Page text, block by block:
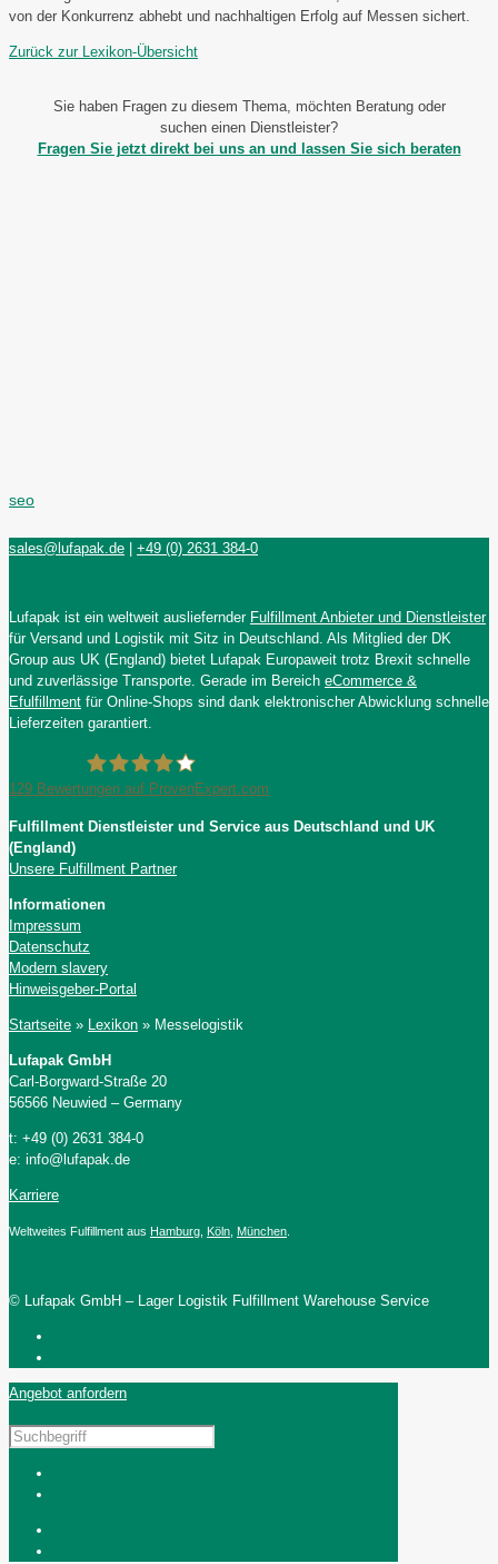
von der Konkurrenz abhebt und nachhaltigen Erfolg auf Messen sichert.
Zurück zur Lexikon-Übersicht
Sie haben Fragen zu diesem Thema, möchten Beratung oder
suchen einen Dienstleister?
Fragen Sie jetzt direkt bei uns an und lassen Sie sich beraten
seo
sales@lufapak.de | +49 (0) 2631 384-0
Lufapak ist ein weltweit ausliefernder Fulfillment Anbieter und Dienstleister
für Versand und Logistik mit Sitz in Deutschland. Als Mitglied der DK
Group aus UK (England) bietet Lufapak Europaweit trotz Brexit schnelle
und zuverlässige Transporte. Gerade im Bereich eCommerce &
Efulfillment für Online-Shops sind dank elektronischer Abwicklung schnelle
Lieferzeiten garantiert.
Lufapak GmbH
129 Bewertungen auf ProvenExpert.com
Fulfillment Dienstleister und Service aus Deutschland und UK
(England)
Unsere Fulfillment Partner
Informationen
Impressum
Datenschutz
Modern slavery
Hinweisgeber-Portal
Startseite » Lexikon » Messelogistik
Lufapak GmbH
Carl-Borgward-Straße 20
56566 Neuwied – Germany
t: +49 (0) 2631 384-0
e: info@lufapak.de
Karriere
Weltweites Fulfillment aus Hamburg Köln München
© Lufapak GmbH – Lager Logistik Fulfillment Warehouse Service
Angebot anfordern